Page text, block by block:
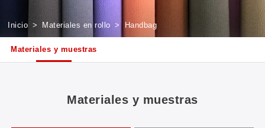
Inicio > Materiales en rollo > Handbag
Materiales y muestras
Materiales y muestras